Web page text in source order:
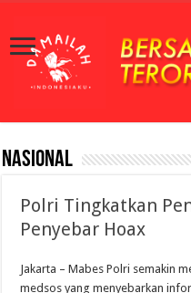
Nasional
Polri Tingkatkan
Penyebar Hoax
Jakarta – Mabes Polri semakin
medsos yang menyebarkan